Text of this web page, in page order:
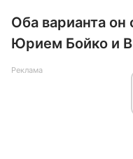
Оба варианта он
Юрием Бойко и
Реклама